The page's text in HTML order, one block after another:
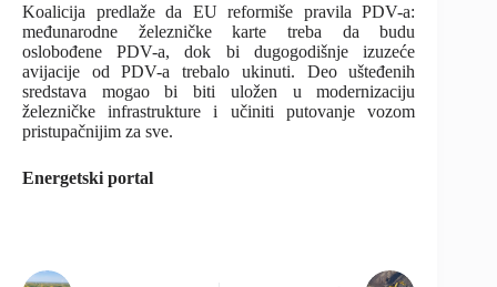
Koalicija predlaže da EU reformiše pravila PDV-a:
međunarodne železničke karte treba da budu
oslobođene PDV-a, dok bi dugogodišnje izuzeće
avijacije od PDV-a trebalo ukinuti. Deo ušteđenih
sredstava mogao bi biti uložen u modernizaciju
železničke infrastrukture i učiniti putovanje vozom
pristupačnijim za sve.
Energetski portal